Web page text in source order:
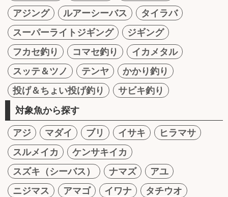
アジング
ルアーシーバス
タイラバ
スーパーライトジギング
ジギング
フカセ釣り
コマセ釣り
イカメタル
スッテ＆ツノ
テンヤ
かかり釣り
投げ＆ちょい投げ釣り
サビキ釣り
対象魚から探す
アジ マダイ ブリ イサキ
ヒラマサ
スルメイカ
ケンサキイカ
スズキ（シーバス）
ナマズ
アユ
ニジマス
アマゴ イワナ
タチウオ